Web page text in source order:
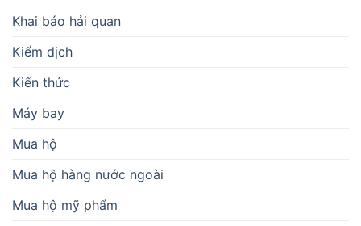
Khai báo hải quan
Kiểm dịch
Kiến thức
Máy bay
Mua hộ
Mua hộ hàng nước ngoài
Mua hộ mỹ phẩm